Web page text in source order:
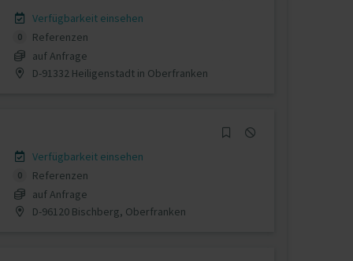
Verfügbarkeit einsehen
0
Referenzen
auf Anfrage
D-91332 Heiligenstadt in Oberfranken
Verfügbarkeit einsehen
0
Referenzen
auf Anfrage
D-96120 Bischberg, Oberfranken